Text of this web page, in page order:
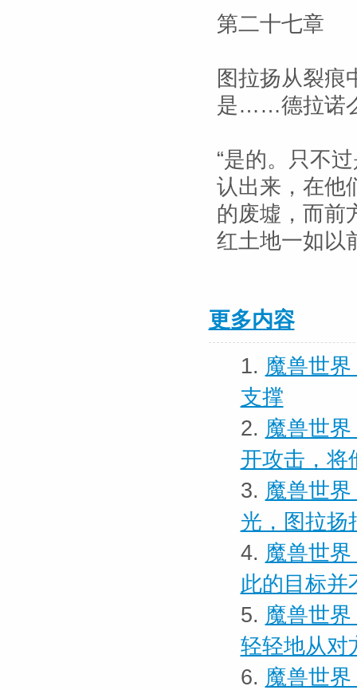
第二十七章
图拉扬从裂
是……德拉诺
“是的。只不
认出来，在他
的废墟，而前
红土地一如以
更多内容
1. 魔兽世
支撑
2. 魔兽世
开攻击，将
3. 魔兽世
光，图拉扬
4. 魔兽世
此的目标并
5. 魔兽世
轻轻地从对
6. 魔兽世